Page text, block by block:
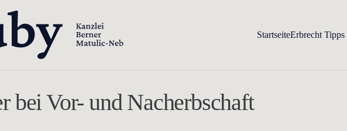
StartseiteErbrecht
bei Vor- und Nacherbschaft